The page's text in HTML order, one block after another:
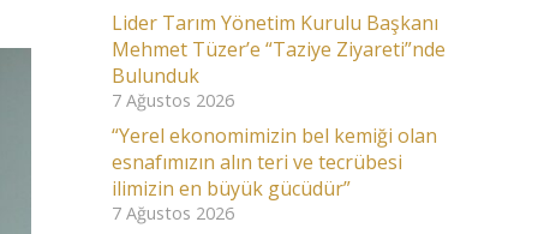
Lider Tarım Yönetim Kurulu Başkanı
Mehmet Tüzer’e “Taziye Ziyareti”nde
Bulunduk
7 Ağustos 2026
“Yerel ekonomimizin bel kemiği olan
esnafımızın alın teri ve tecrübesi
ilimizin en büyük gücüdür”
7 Ağustos 2026